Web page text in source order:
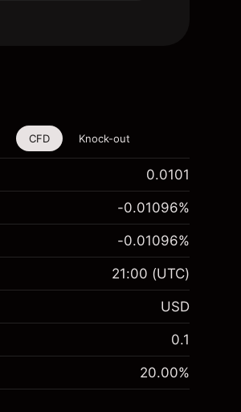
CFD Knock-out
0.0101
-0.01096%
-0.01096%
21:00 (UTC)
USD
0.1
20.00%